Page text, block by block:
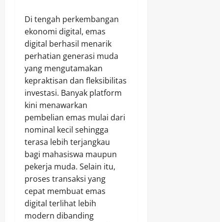
Di tengah perkembangan
ekonomi digital, emas
digital berhasil menarik
perhatian generasi muda
yang mengutamakan
kepraktisan dan fleksibilitas
investasi. Banyak platform
kini menawarkan
pembelian emas mulai dari
nominal kecil sehingga
terasa lebih terjangkau
bagi mahasiswa maupun
pekerja muda. Selain itu,
proses transaksi yang
cepat membuat emas
digital terlihat lebih
modern dibanding